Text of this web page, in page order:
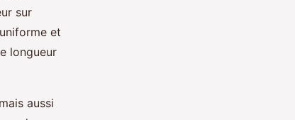
sur
et
longueur
aussi